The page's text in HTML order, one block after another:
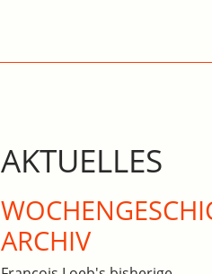
AKTUELLES
ARCHIV